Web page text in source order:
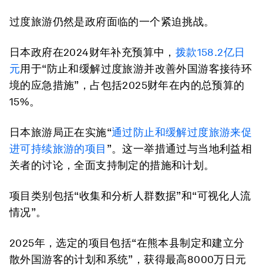
过度旅游仍然是政府面临的一个紧迫挑战。
日本政府在2024财年补充预算中， 拨款158.2亿日
元用于“防止和缓解过度旅游并改善外国游客接待环
境的应急措施”，占包括2025财年在内的总预算的
15%。
日本旅游局正在实施“通过防止和缓解过度旅游来促
进可持续旅游的项目 ”。这一举措通过与当地利益相
关者的讨论，全面支持制定的措施和计划。
项目类别包括“收集和分析人群数据”和“可视化人流
情况”。
2025年，选定的项目包括“在熊本县制定和建立分
散外国游客的计划和系统”，获得最高8000万日元